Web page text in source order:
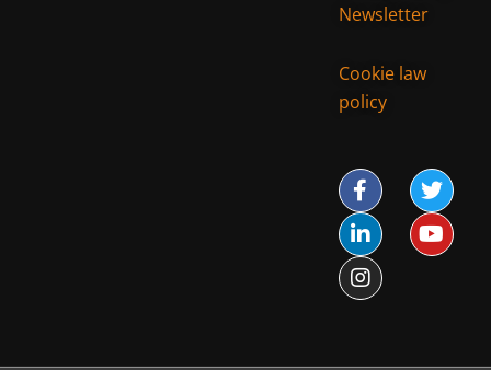
Newsletter
Cookie law
policy